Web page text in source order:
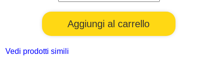
Vedi prodotti simili